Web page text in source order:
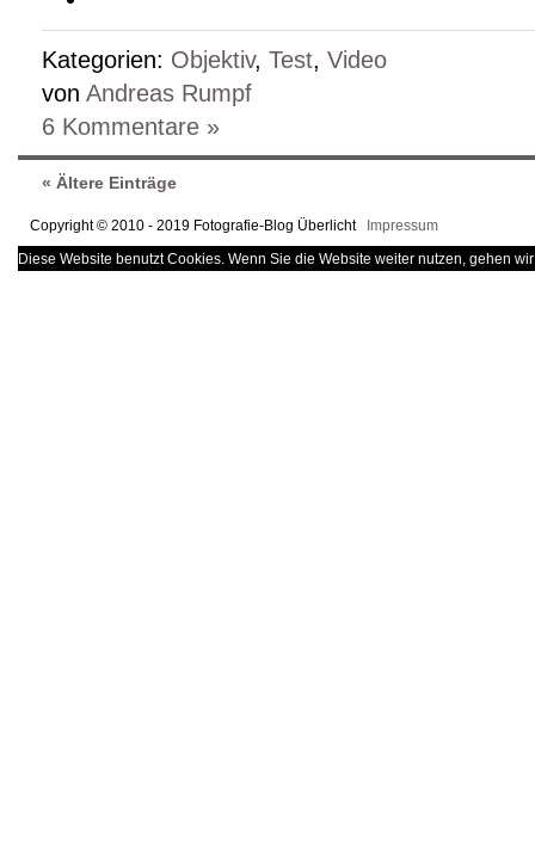
Kategorien: Objektiv, Test, Video
von Andreas Rumpf
6 Kommentare »
« Ältere Einträge
Copyright © 2010 - 2019 Fotografie-Blog Überlicht
Impressum
Diese Website benutzt Cookies. Wenn Sie die Website weiter nutzen, gehen